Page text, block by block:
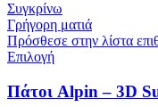
Συγκρίνω
Γρήγορη ματιά
Πρόσθεσε στην λίστα
Επιλογή
Πάτοι Alpin – 3D